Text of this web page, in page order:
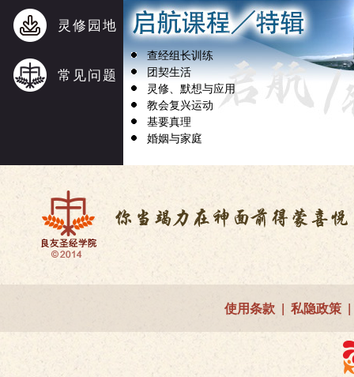
灵修园地
常见问题
查经组长训练
团契生活
灵修、默想与应用
教会复兴运动
基要真理
婚姻与家庭
使用条款 | 私隐政策